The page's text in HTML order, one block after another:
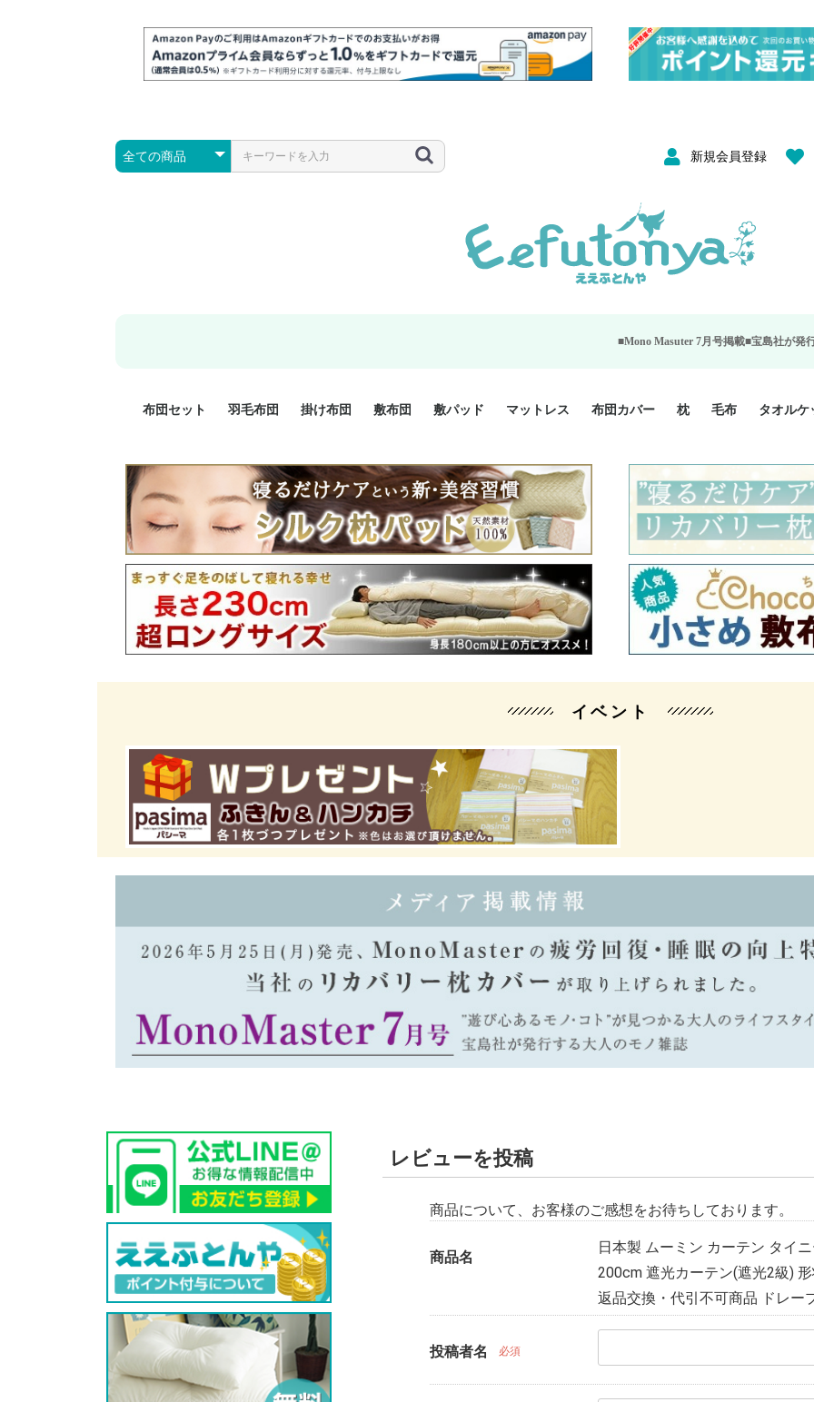
新規会員登録
■Mono Masuter 7月号掲載■宝島社が発行する大人のモ
布団セット
羽毛布団セット 2点セット
3点セット
4点セット
5点セット
6点セット
エクセルゴールド
ロイヤルゴールド
マザーダックダウン
小さい布団セット
大きい布団セット
掛け布団セット 2点セット
3点セット
4点セット
6点セット
敷布団セット 2点セット
3点セット
羽毛布団
プレミアムゴールド
ロイヤルゴールド
エクセルゴールド
ニューゴールド
マザーダックダウン
マザーグースダウン
スーパーロングサイズ
洗える羽毛布団
肌掛け布団
掛け布団
防ダニ掛け布団
洗える掛け布団
小さい掛け布団
大きい掛け布団
肌掛け布団
敷布団
防ダニ敷布団
小さい敷布団 70cm幅 ミニシングル
75cm幅 ショートセミシ
ングル
80cm幅 セミシングル
大きい敷布団
機能性敷布団
敷パッド
シングルサイズ敷パッド
小さい敷パッド
大きい敷パッド
シルク敷パッド
枕パッド
シルク枕パッド
除湿シート
接触冷感パッド
暖かパッド
ガーゼケット
オーガニックコットン
ベッドパッド
パッドセット
マットレス 布団カバー
掛け布団カバー ジュ
シン
シン
カバー
セミ
ー
ダブ
ダブ
バー
クィ
暖か
敷布団カバー ジュ
セミ
ー
シン
シン
バー
ダブ
枕カバー シル
BOXシーツ シン
シン
ツ
セミ
ダブ
スー
ツ
防ダニカバー
クッションカバー
オーガニックコットン
カバーセット カバ
カバ
枕
小さめ 35×50cm
やや小さめ 35×55cm
普通 43×63cm
大きめ 50×70cm
パイプ枕
高反発枕
低反発枕
機能性枕・その他枕
毛布 タオルケ
ハーフ
シング
セミダ
ダブル
接触冷感
天然素
イベント
レビューを投稿
商品について、お客様のご感想をお待ちしております。
商品名
日本製 ムーミン カーテン タイ
200cm 遮光カーテン(遮光2級)
返品交換・代引不可商品 ドレー
投稿者名 必須